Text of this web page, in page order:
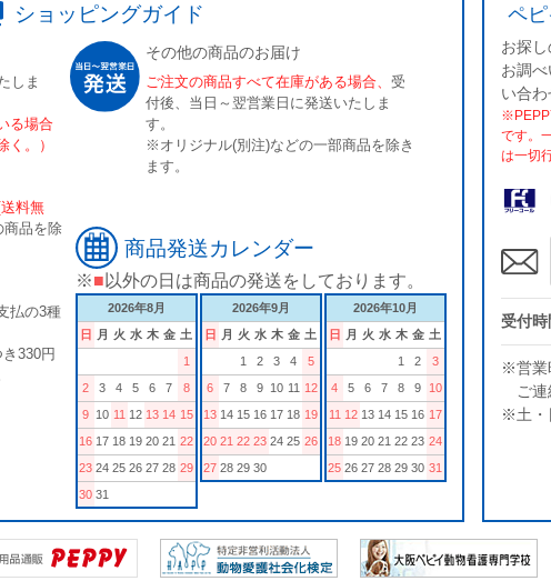
ショッピングガイド
しま
る場合
。）
料無
品を除
払の3種
330円
その他の商品のお届け
ご注文の商品すべて在庫がある場合、 受
付後、当日～翌営業日に発送いたしま
す。
※オリジナル(別注)などの一部商品を除き
ます。
商品発送カレンダー
※■ 以外の日は商品の発送をしております。
2026年8月
日
月 火 水 木 金 土
1
2
3 4 5 6 7
8
9 10 11 12 13 14 15
16 17 18 19 20 21 22
23 24 25 26 27 28 29
30 31
2026年9月
日
月 火 水 木 金 土
1
2 3 4
5
6
7 8 9 10 11
12
13 14 15 16 17 18 19
20 21 22 23 24 25 26
27 28 29 30
2026年10月
日
月 火 水 木 金 土
1
2
3
4
5 6 7 8 9
10
11 12 13 14 15 16 17
18 19 20 21 22 23 24
25 26 27 28 29 30 31
ペ
お探し
お調
い合わ
です。
は一切
受付
※営業
ご連
※土・